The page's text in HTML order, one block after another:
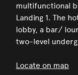
multifunctional
Landing 1. The
lobby, a bar/
two-level
Locate on map